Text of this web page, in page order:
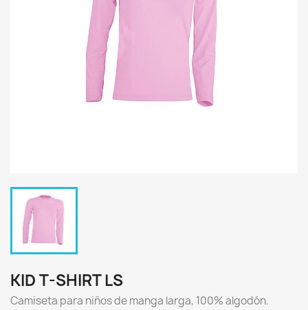
KID T-SHIRT LS
Camiseta para niños de manga larga, 100% algodón.